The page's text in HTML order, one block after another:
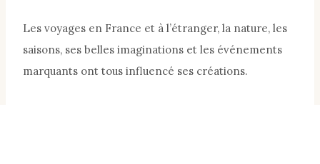
Les voyages en France et à l’étranger, la nature, les
saisons, ses belles imaginations et les événements
marquants ont tous influencé ses créations.